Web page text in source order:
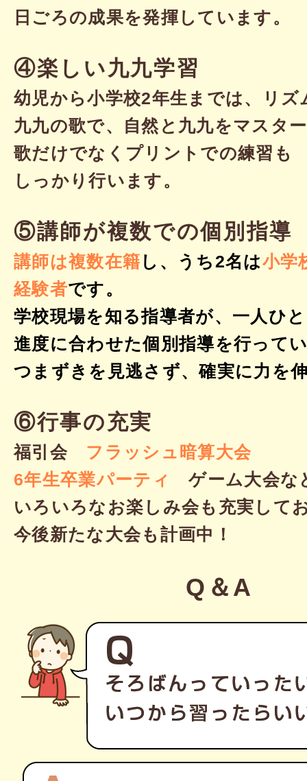
日ごろの成果を発揮しています。
④楽しい九九学習
幼児から小学校2年生までは、リズ
九九の歌で、自然と九九をマスタ
歌だけでなくプリントでの練習も
しっかり行います。
⑤講師が複数での個別指導
講師は複数在籍 し、うち2名は小学
経験者です。
学校現場を知る指導者が、一人ひ
進度に合わせた個別指導を行って
つまずきを見逃さず、確実に力を
⑥行事の充実
福引会 フラッシュ暗算大会
6年生卒業パーティ
ゲーム大会な
いろいろなお楽しみ会も充実して
今後新たな大会も計画中！
Q＆A